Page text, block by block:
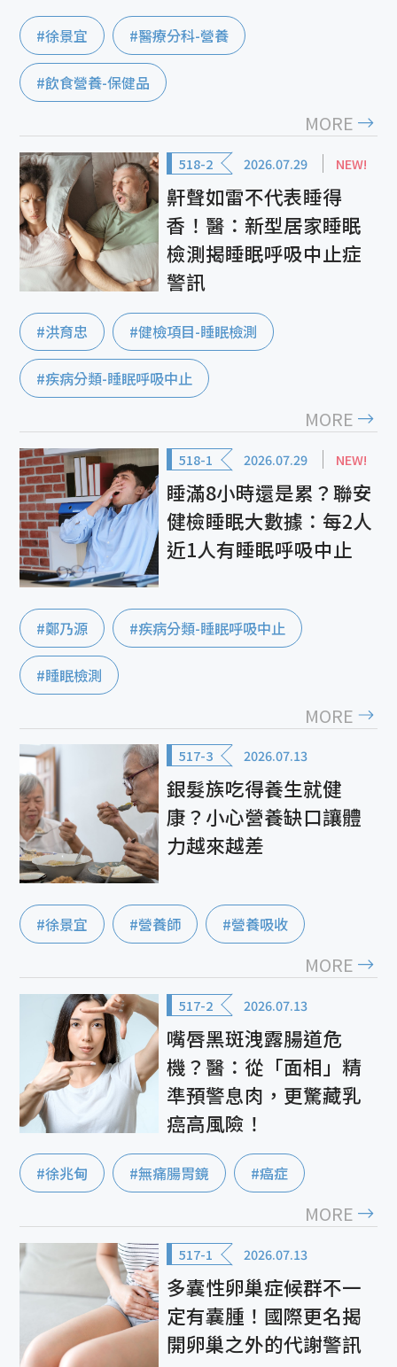
#徐景宜 #醫療分科-營養
#飲食營養-保健品
MORE
518-2 2026.07.29 NEW!
鼾聲如雷不代表睡得
香！醫：新型居家睡眠
檢測揭睡眠呼吸中止症
警訊
#洪育忠 #健檢項目-睡眠檢測
#疾病分類-睡眠呼吸中止
MORE
518-1 2026.07.29 NEW!
睡滿8小時還是累？聯安
健檢睡眠大數據：每2人
近1人有睡眠呼吸中止
#鄭乃源 #疾病分類-睡眠呼吸中止
#睡眠檢測
MORE
517-3 2026.07.13
銀髮族吃得養生就健
康？小心營養缺口讓體
力越來越差
#徐景宜 #營養師 #營養吸收
MORE
517-2 2026.07.13
嘴唇黑斑洩露腸道危
機？醫：從「面相」精
準預警息肉，更驚藏乳
癌高風險！
#徐兆甸 #無痛腸胃鏡 #癌症
MORE
517-1 2026.07.13
多囊性卵巢症候群不一
定有囊腫！國際更名揭
開卵巢之外的代謝警訊